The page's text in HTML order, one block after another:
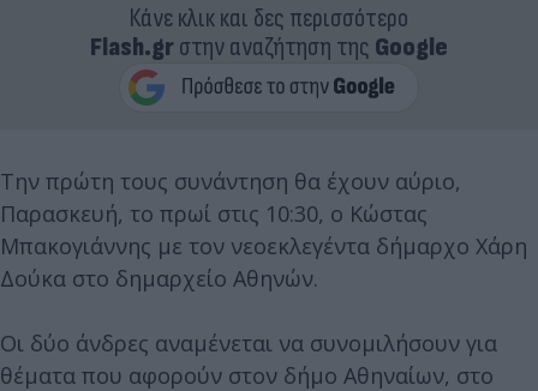
Κάνε κλικ και δες περισσότερο
Flash.grστην αναζήτηση της Google
Την πρώτη τους συνάντηση θα έχουν αύριο,
Παρασκευή, το πρωί στις 10:30, ο Κώστας
Μπακογιάννης με τον νεοεκλεγέντα δήμαρχο Χάρη
Δούκα στο δημαρχείο Αθηνών.
Οι δύο άνδρες αναμένεται να συνομιλήσουν για
θέματα που αφορούν στον δήμο Αθηναίων, στο